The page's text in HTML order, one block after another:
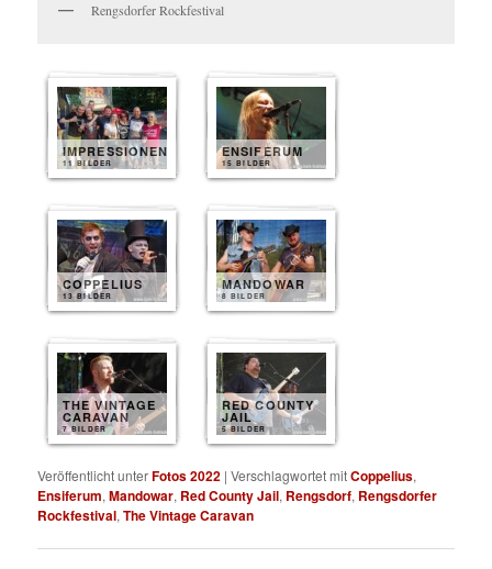
Rengsdorfer Rockfestival
IMPRESSIONEN
11 BILDER
ENSIFERUM
15 BILDER
COPPELIUS
13 BILDER
MANDOWAR
8 BILDER
THE VINTAGE
CARAVAN
7 BILDER
RED COUNTY
JAIL
5 BILDER
Veröffentlicht unterFotos 2022 |Verschlagwortet mitCoppelius,
Ensiferum,Mandowar, Red County Jail, Rengsdorf, Rengsdorfer
Rockfestival,The Vintage Caravan